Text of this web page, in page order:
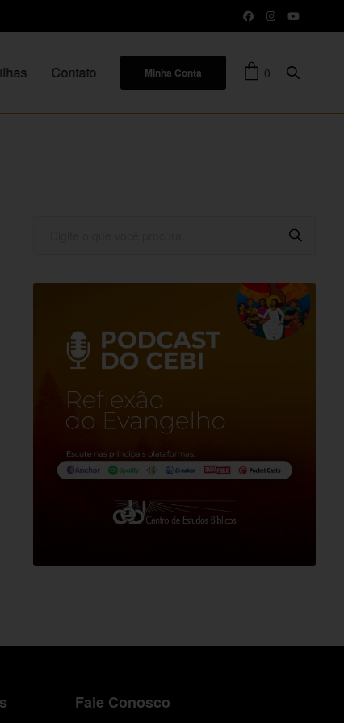
Contato Minha Conta 0
Fale Conosco